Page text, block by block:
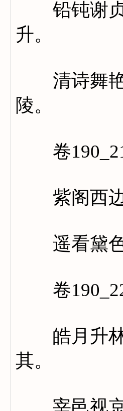
铅钝谢贞
升。
清诗舞艳
陵。
卷190_21
紫阁西边
遥看黛色
卷190_22
皓月升林
其。
宰邑视京